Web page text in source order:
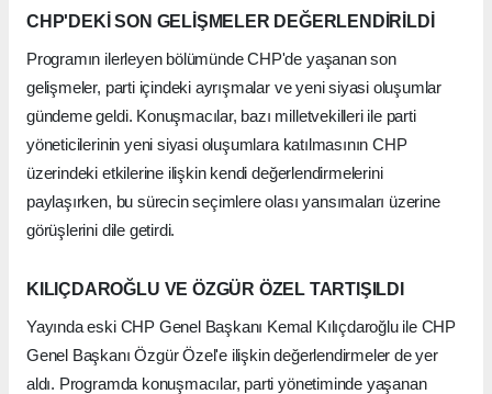
CHP'DEKİ SON GELİŞMELER DEĞERLENDİRİLDİ
Programın ilerleyen bölümünde CHP'de yaşanan son
gelişmeler, parti içindeki ayrışmalar ve yeni siyasi oluşumlar
gündeme geldi. Konuşmacılar, bazı milletvekilleri ile parti
yöneticilerinin yeni siyasi oluşumlara katılmasının CHP
üzerindeki etkilerine ilişkin kendi değerlendirmelerini
paylaşırken, bu sürecin seçimlere olası yansımaları üzerine
görüşlerini dile getirdi.
KILIÇDAROĞLU VE ÖZGÜR ÖZEL TARTIŞILDI
Yayında eski CHP Genel Başkanı Kemal Kılıçdaroğlu ile CHP
Genel Başkanı Özgür Özel'e ilişkin değerlendirmeler de yer
aldı. Programda konuşmacılar, parti yönetiminde yaşanan